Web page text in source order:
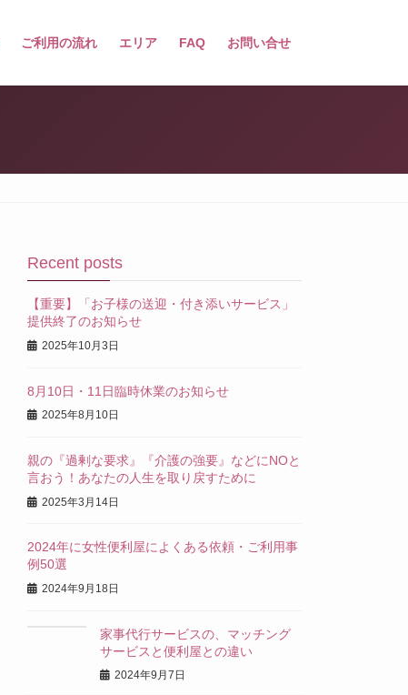
ご利用の流れ エリア FAQ お問い合せ
Recent posts
【重要】「お子様の送迎・付き添いサービス」
提供終了のお知らせ
2025年10月3日
8月10日・11日臨時休業のお知らせ
2025年8月10日
親の『過剰な要求』『介護の強要』などにNOと
言おう！あなたの人生を取り戻すために
2025年3月14日
2024年に女性便利屋によくある依頼・ご利用事
例50選
2024年9月18日
家事代行サービスの、マッチング
サービスと便利屋との違い
2024年9月7日